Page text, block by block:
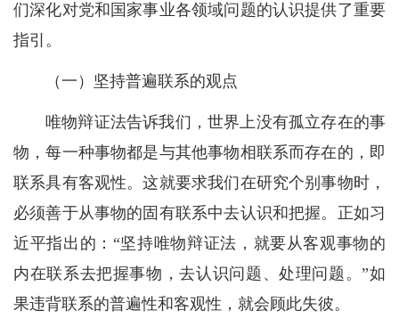
们深化对党和国家事业各领域问题的认识提供了重要
指引。
（一）坚持普遍联系的观点
唯物辩证法告诉我们，世界上没有孤立存在的事
物，每一种事物都是与其他事物相联系而存在的，即
联系具有客观性。这就要求我们在研究个别事物时，
必须善于从事物的固有联系中去认识和把握。正如习
近平指出的：“坚持唯物辩证法，就要从客观事物的
内在联系去把握事物，去认识问题、处理问题。”如
果违背联系的普遍性和客观性，就会顾此失彼。